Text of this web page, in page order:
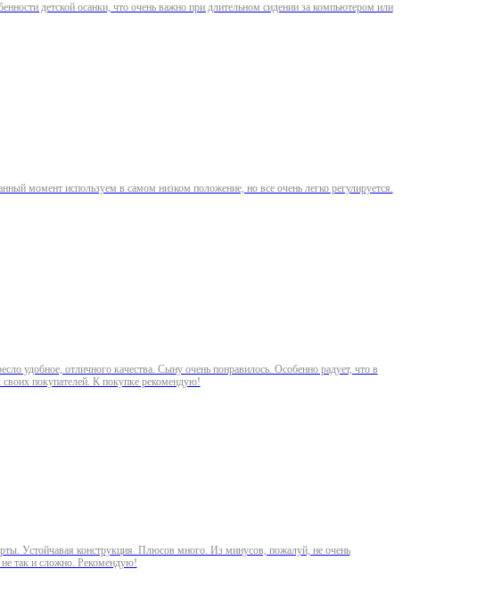
детской осанки, что очень важно при длительном сидении за компьютером или
момент используем в самом низком положение, но все очень легко регулируется.
удобное, отличного качества. Сыну очень понравилось. Особенно радует, что в
покупателей. К покупке рекомендую!
Устойчавая конструкция. Плюсов много. Из минусов, пожалуй, не очень
так и сложно. Рекомендую!